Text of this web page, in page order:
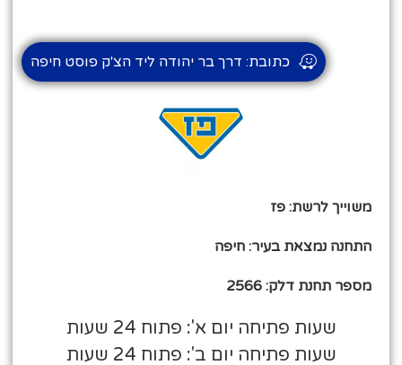
משוייך לרשת: פז
התחנה נמצאת בעיר: חיפה
מספר תחנת דלק: 2566
שעות פתיחה יום א': פתוח 24 שעות
שעות פתיחה יום ב': פתוח 24 שעות
כתובת: דרך בר יהודה ליד הצ'ק פוסט חיפה